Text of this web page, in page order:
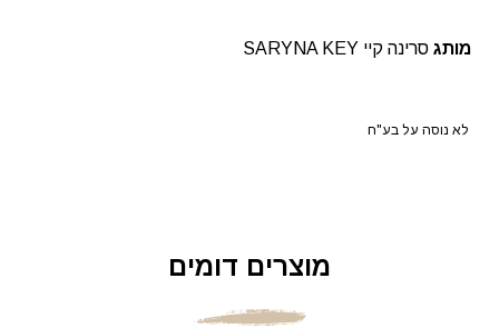
מותג סרינה קיי SARYNA KEY
לא נוסה על בע"ח
מוצרים דומים